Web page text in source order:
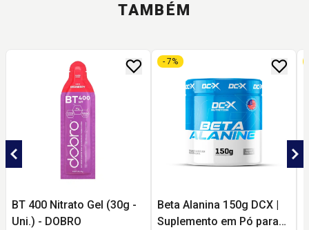
TAMBÉM
BT 400 Nitrato Gel (30g -
Uni.) - DOBRO
Beta Alanina 150g DCX |
Suplemento em Pó para
- 7%